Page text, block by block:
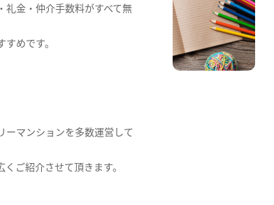
礼金・仲介手数料がすべて無
めです。
ーマンションを多数運営して
ご紹介させて頂きます。